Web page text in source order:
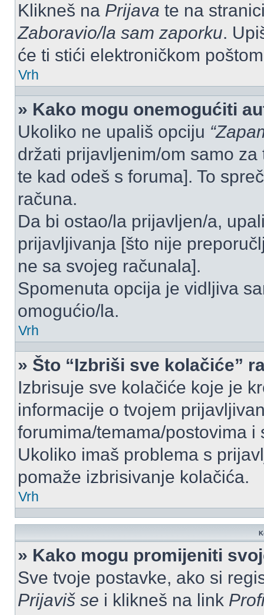
Klikneš na Prijava te na
Zaboravio/la sam zaporku.
će ti stići elektroničkom
Vrh
» Kako mogu onemogućiti
Ukoliko ne upališ opciju
držati prijavljenim/om samo
te kad odeš s foruma]. To
računa.
Da bi ostao/la prijavljen/a,
prijavljivanja [što nije
ne sa svojeg računala].
Spomenuta opcija je vidljiva
omogućio/la.
Vrh
» Što “Izbriši sve kolačiće”
Izbrisuje sve kolačiće koje je
informacije o tvojem
forumima/temama/postovima i
Ukoliko imaš problema s
pomaže izbrisivanje kolačića.
Vrh
» Kako mogu promijeniti
Sve tvoje postavke, ako si
Prijaviš se i klikneš na link